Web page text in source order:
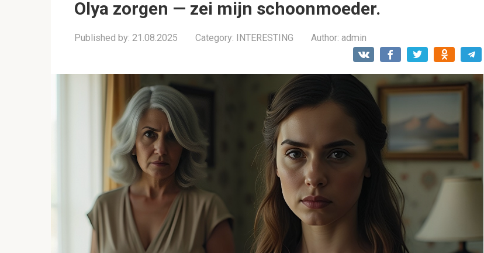
Olya zorgen — zei mijn schoonmoeder.
Published by: 21.08.2025 Category: INTERESTING Author: admin